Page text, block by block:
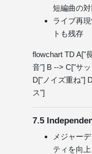
短編曲の対
ライブ再
トも残存
flowchart TD A["
音"] B --> C["サ
D["ノイズ重ね"]
ス"]
7.5
メジャー
ティを向上